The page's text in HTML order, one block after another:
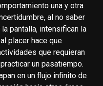
una y otra
al no saber
pantalla, intensifican la
placer hace que
que requieran
un pasatiempo.
en un flujo infinito de